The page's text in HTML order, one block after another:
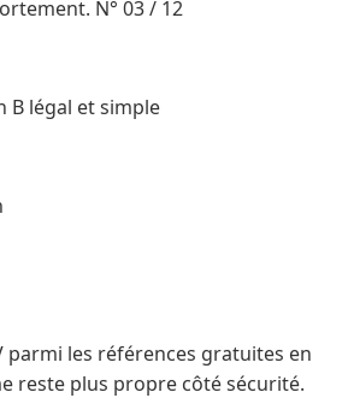
N° 03 / 12
B légal et simple
parmi les références gratuites en
reste plus propre côté sécurité.